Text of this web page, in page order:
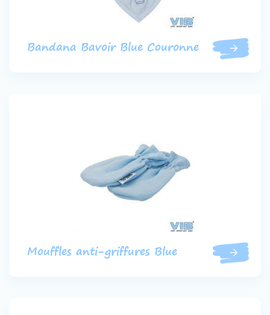
Bandana Bavoir Blue Couronne
Mouffles anti-griffures Blue